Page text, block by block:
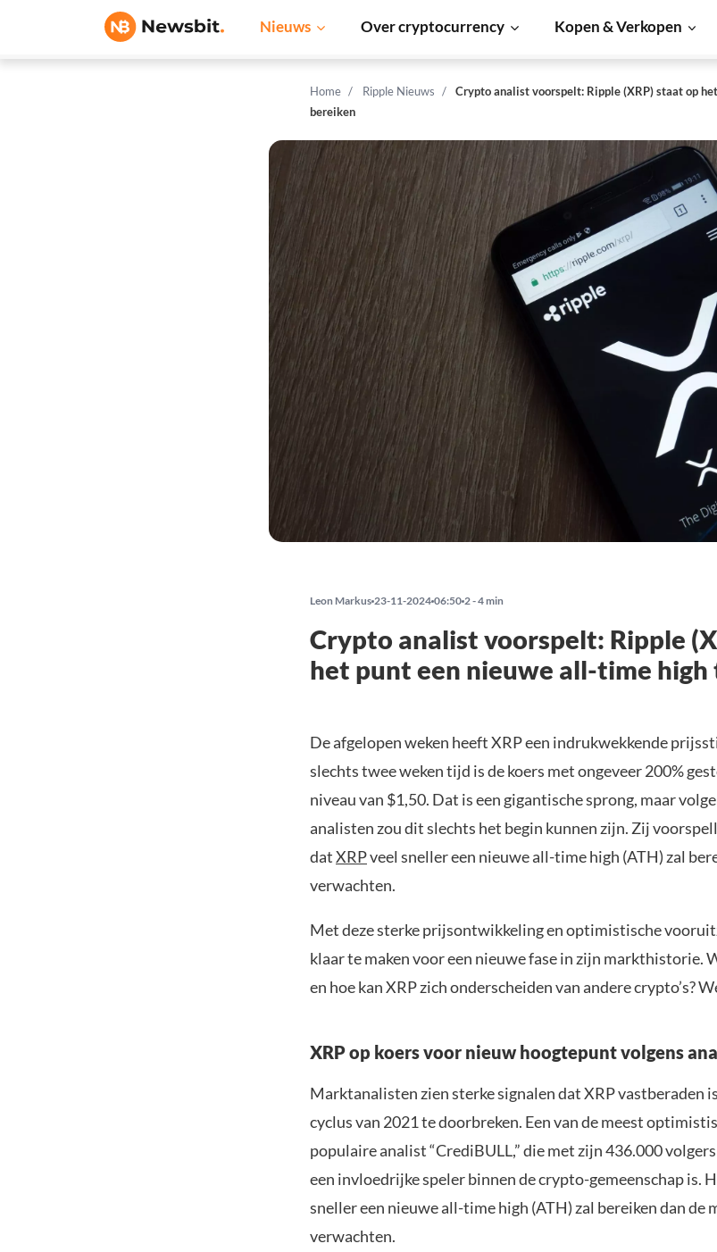
Nieuws Over cryptocurrency Kopen & Verkopen
Home Ripple Nieuws
Crypto analist voorspelt: Ripple (XRP) staat op
bereiken
Leon Markus 23-11-2024 06:50 2 - 4 min
Crypto analist voorspelt: Ripple
het punt een nieuwe all-time high
De afgelopen weken heeft XRP een indrukwekkende
slechts twee weken tijd is de koers met ongeveer 200%
niveau van $1,50. Dat is een gigantische sprong, maar
analisten zou dit slechts het begin kunnen zijn. Zij
datXRPveel sneller een nieuwe all-time high (ATH) zal
verwachten.
Met deze sterke prijsontwikkeling en optimistische
klaar te maken voor een nieuwe fase in zijn markthistorie.
en hoe kan XRP zich onderscheiden van andere crypto’s?
XRP op koers voor nieuw hoogtepunt volgens
Marktanalisten zien sterke signalen dat XRP vastberaden
cyclus van 2021 te doorbreken. Een van de meest
populaire analist “CrediBULL,” die met zijn 436.000
een invloedrijke speler binnen de crypto-gemeenschap is.
sneller een nieuwe all-time high (ATH) zal bereiken dan de
verwachten.